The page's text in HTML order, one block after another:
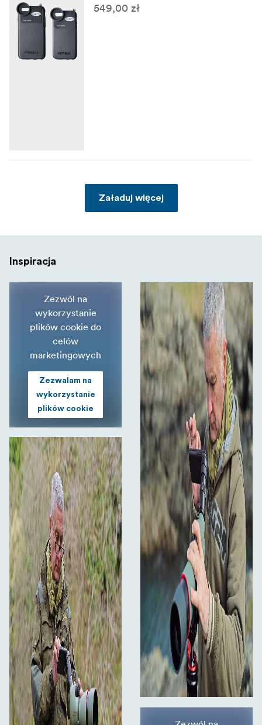
549,00 zł
Załaduj więcej
Inspiracja
Zezwól na
wykorzystanie
plików cookie do
celów
marketingowych
Zezwalam na
wykorzystanie
plików cookie